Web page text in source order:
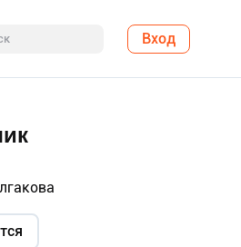
Вход